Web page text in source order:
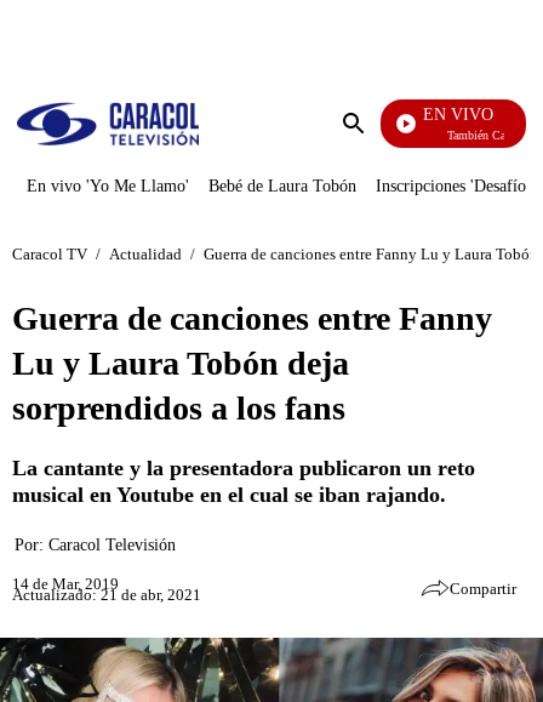
Enviar
EN VIVO
También Caerás
En vivo 'Yo Me Llamo' Bebé de Laura Tobón Inscripciones 'Desafío'
Caracol TV / Actualidad / Guerra de canciones entre Fanny Lu y Laura
Guerra de canciones entre Fanny
Lu y Laura Tobón deja
sorprendidos a los fans
La cantante y la presentadora publicaron un reto
musical en Youtube en el cual se iban rajando.
Por: Caracol Televisión
14 de Mar, 2019
Actualizado: 21 de abr, 2021 Compartir